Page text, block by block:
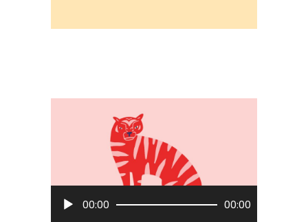
Player
00:00 00:00